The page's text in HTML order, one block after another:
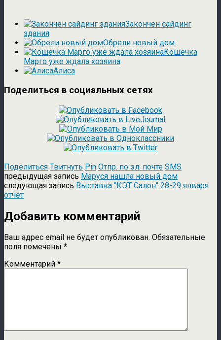
Закончен сайдинг
здания
Обрели новый дом
Кошечка
Марго уже ждала хозяина
Алиса
Поделиться в социальных сетях
Поделиться Твитнуть Pin Отпр. по эл. почте SMS
предыдущая запись Маруся нашла новый дом
следующая запись Выставка "КЭТ Салон" 28-29 января
отчет
Добавить комментарий
Ваш адрес email не будет опубликован. Обязательные
поля помечены *
Комментарий *